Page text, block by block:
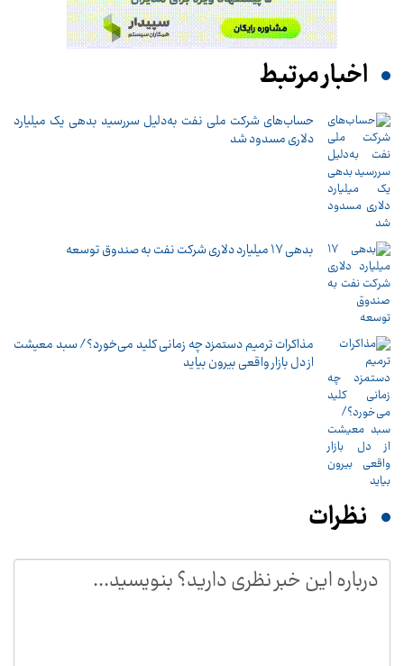
اخبار مرتبط
حساب‌های شرکت ملی نفت به‌دلیل سررسید بدهی یک میلیارد
دلاری مسدود شد
بدهی ١٧ میلیارد دلاری شرکت نفت به صندوق توسعه
مذاکرات ترمیم دستمزد چه زمانی کلید می‌خورد؟/ سبد معیشت
از دل بازار واقعی بیرون بیاید
نظرات